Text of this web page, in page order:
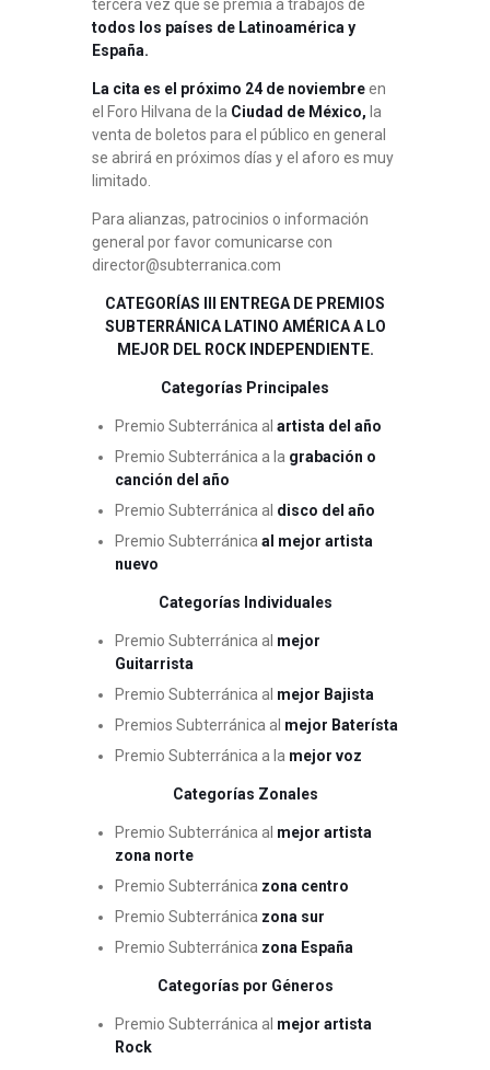
tercera vez que se premia a trabajos de
todos los países de Latinoamérica y
España.
La cita es el próximo 24 de noviembreen
el Foro Hilvana de la Ciudad de México, la
venta de boletos para el público en general
se abrirá en próximos días y el aforo es muy
limitado.
Para alianzas, patrocinios o información
general por favor comunicarse con
director@subterranica.com
CATEGORÍAS III ENTREGA DE PREMIOS
SUBTERRÁNICA LATINO AMÉRICA A LO
MEJOR DEL ROCK INDEPENDIENTE.
Categorías Principales
Premio Subterránica al artista del año
Premio Subterránica a la grabación o
canción del año
Premio Subterránica al disco del año
Premio Subterránica al mejor artista
nuevo
Categorías Individuales
Premio Subterránica al mejor
Guitarrista
Premio Subterránica al mejor Bajista
Premios Subterránica al mejor Baterísta
Premio Subterránica a la mejor voz
Categorías Zonales
Premio Subterránica al mejor artista
zona norte
Premio Subterránica zona centro
Premio Subterránica zona sur
Premio Subterránica zona España
Categorías por Géneros
Premio Subterránica al mejor artista
Rock